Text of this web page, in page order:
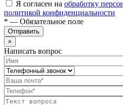
Я согласен на обработку
политикой конфиденциальности
* — Обязательное поле
Отправить
×
Написать вопрос